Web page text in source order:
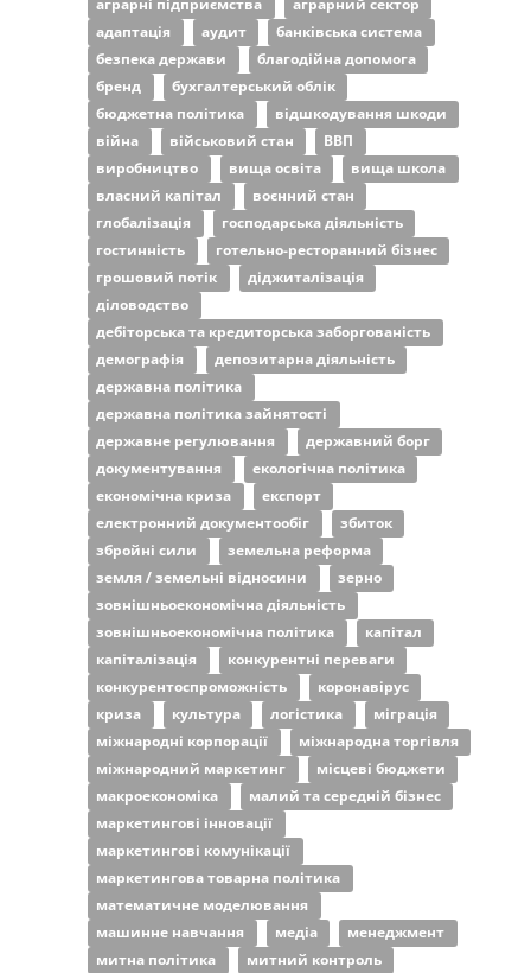
аграрні підприємства
аграрний сектор
адаптація
аудит
банківська система
безпека держави
благодійна допомога
бренд
бухгалтерський облік
бюджетна політика
відшкодування шкоди
війна
військовий стан
ВВП
виробництво
вища освіта
вища школа
власний капітал
воєнний стан
глобалізація
господарська діяльність
гостинність
готельно-ресторанний бізнес
грошовий потік
діджиталізація
діловодство
дебіторська та кредиторська заборгованість
демографія
депозитарна діяльність
державна політика
державна політика зайнятості
державне регулювання
державний борг
документування
екологічна політика
економічна криза
експорт
електронний документообіг
збиток
збройні сили
земельна реформа
земля / земельні відносини
зерно
зовнішньоекономічна діяльність
зовнішньоекономічна політика
капітал
капіталізація
конкурентні переваги
конкурентоспроможність
коронавірус
криза
культура логістика
міграція
міжнародні корпорації
міжнародна торгівля
міжнародний маркетинг
місцеві бюджети
макроекономіка
малий та середній бізнес
маркетингові інновації
маркетингові комунікації
маркетингова товарна політика
математичне моделювання
машинне навчання
медіа
менеджмент
митна політика
митний контроль